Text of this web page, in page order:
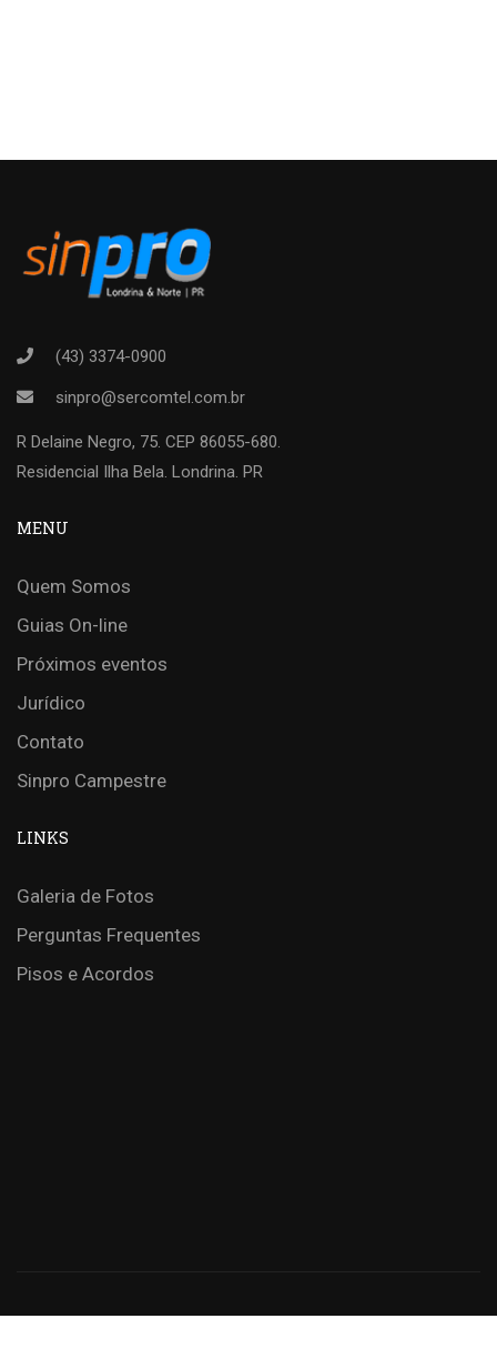
(43) 3374-0900
sinpro@sercomtel.com.br
R Delaine Negro, 75. CEP 86055-680.
Residencial Ilha Bela. Londrina. PR
MENU
Quem Somos
Guias On-line
Próximos eventos
Jurídico
Contato
Sinpro Campestre
LINKS
Galeria de Fotos
Perguntas Frequentes
Pisos e Acordos